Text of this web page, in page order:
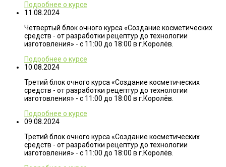
Подробнее о курсе
11.08.2024
Четвертый блок очного курса «Создание косметических
средств - от разработки рецептур до технологии
изготовления» - с 11:00 до 18:00 в г.Королёв.
Подробнее о курсе
10.08.2024
Третий блок очного курса «Создание косметических
средств - от разработки рецептур до технологии
изготовления» - с 11:00 до 18:00 в г.Королёв.
Подробнее о курсе
09.08.2024
Третий блок очного курса «Создание косметических
средств - от разработки рецептур до технологии
изготовления» - с 11:00 до 18:00 в г.Королёв.